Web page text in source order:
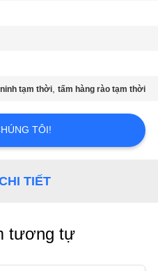
tạm thời,tấm hàng rào tạm thời
TÔI!
TIẾT
tương tự